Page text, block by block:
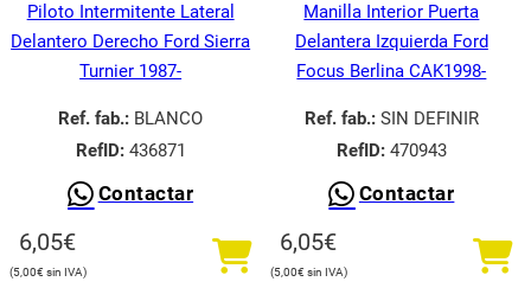
Piloto Intermitente Lateral
Delantero Derecho Ford Sierra
Turnier 1987-
Ref. fab.: BLANCO
RefID:436871
Contactar
6,05€
5,00€
Manilla Interior Puerta
Delantera Izquierda Ford
Focus Berlina CAK1998-
Ref. fab.:SIN DEFINIR
RefID:470943
Contactar
6,05€
5,00€